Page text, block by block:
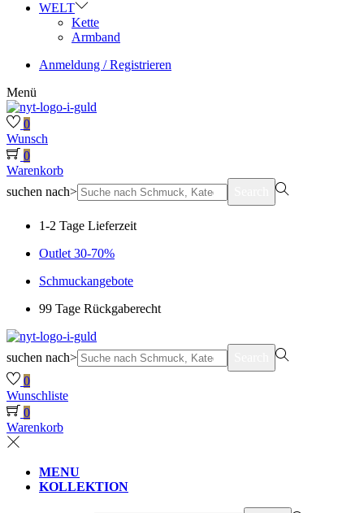
WELT
Kette
Armband
Anmeldung / Registrieren
Menü
0
Wunsch
0
Warenkorb
suchen nach>
1-2 Tage Lieferzeit
Outlet 30-70%
Schmuckangebote
99 Tage Rückgaberecht
suchen nach>
0
Wunschliste
0
Warenkorb
MENU
KOLLEKTION